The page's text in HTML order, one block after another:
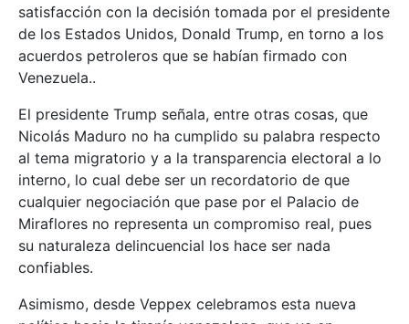
satisfacción con la decisión tomada por el presidente
de los Estados Unidos, Donald Trump, en torno a los
acuerdos petroleros que se habían firmado con
Venezuela..
El presidente Trump señala, entre otras cosas, que
Nicolás Maduro no ha cumplido su palabra respecto
al tema migratorio y a la transparencia electoral a lo
interno, lo cual debe ser un recordatorio de que
cualquier negociación que pase por el Palacio de
Miraflores no representa un compromiso real, pues
su naturaleza delincuencial los hace ser nada
confiables.
Asimismo, desde Veppex celebramos esta nueva